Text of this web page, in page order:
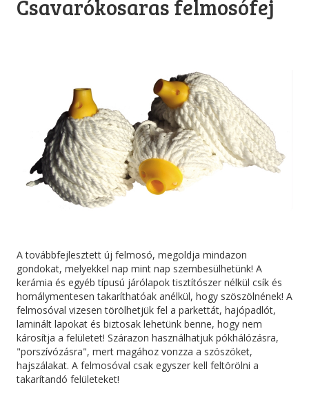
Csavarókosaras felmosófej
A továbbfejlesztett új felmosó, megoldja mindazon
gondokat, melyekkel nap mint nap szembesülhetünk! A
kerámia és egyéb típusú járólapok tisztítószer nélkül csík és
homálymentesen takaríthatóak anélkül, hogy szöszölnének! A
felmosóval vizesen törölhetjük fel a parkettát, hajópadlót,
laminált lapokat és biztosak lehetünk benne, hogy nem
károsítja a felületet! Szárazon használhatjuk pókhálózásra,
"porszívózásra", mert magához vonzza a szöszöket,
hajszálakat. A felmosóval csak egyszer kell feltörölni a
takarítandó felületeket!